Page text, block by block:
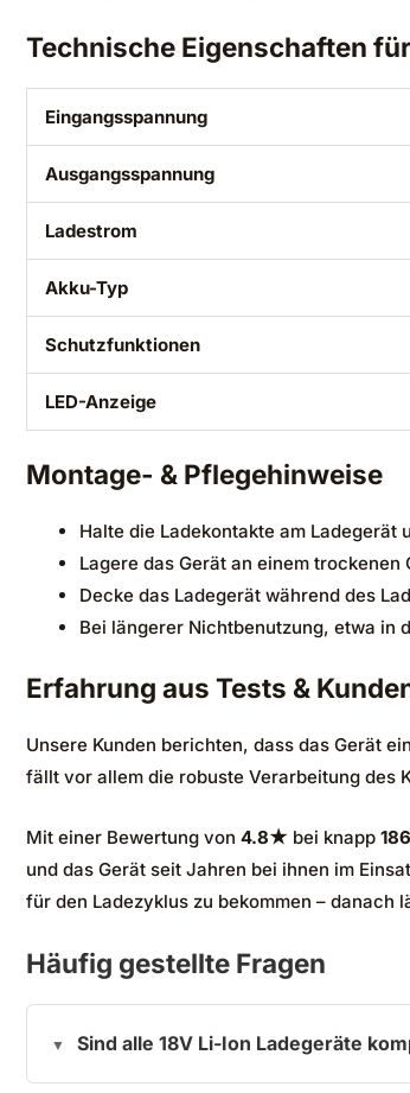
Technische Eigenschaften
Eingangsspannung
Ausgangsspannung
Ladestrom
Akku-Typ
Schutzfunktionen
LED-Anzeige
Montage- & Pflegehinweise
Halte die Ladekontakte am
Lagere das Gerät an einem
Decke das Ladegerät während des
Bei längerer Nichtbenutzung, etwa in
Erfahrung aus Tests &
Unsere Kunden berichten, dass das Gerät
fällt vor allem die robuste Verarbeitung des
Mit einer Bewertung von 4.8★ bei knapp
und das Gerät seit Jahren bei ihnen im
für den Ladezyklus zu bekommen – danach
Häufig gestellte Fragen
Sind alle 18V Li-Ion Ladegeräte